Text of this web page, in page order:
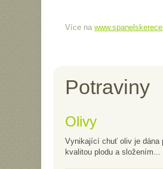
Více na
Potraviny
Olivy
Vynikající chuť oliv je dána
kvalitou plodu a složením...